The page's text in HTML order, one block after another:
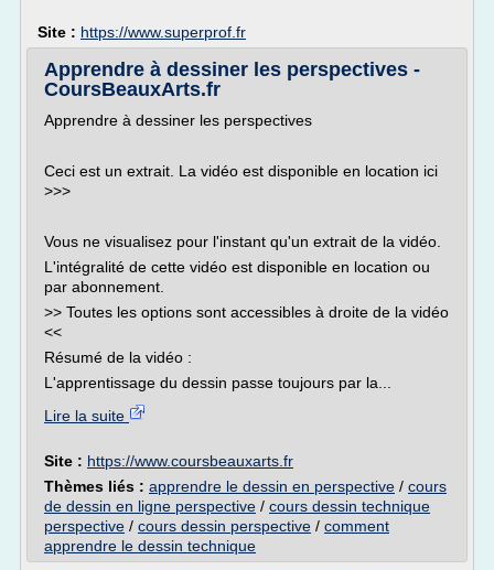
Site : https://www.superprof.fr
Apprendre à dessiner les perspectives -
CoursBeauxArts.fr
Apprendre à dessiner les perspectives
Ceci est un extrait. La vidéo est disponible en location ici
>>>
Vous ne visualisez pour l'instant qu'un extrait de la vidéo.
L'intégralité de cette vidéo est disponible en location ou
par abonnement.
>> Toutes les options sont accessibles à droite de la vidéo
<<
Résumé de la vidéo :
L'apprentissage du dessin passe toujours par la...
Lire la suite
Site : https://www.coursbeauxarts.fr
Thèmes liés : apprendre le dessin en perspective / cours
de dessin en ligne perspective / cours dessin technique
perspective / cours dessin perspective / comment
apprendre le dessin technique